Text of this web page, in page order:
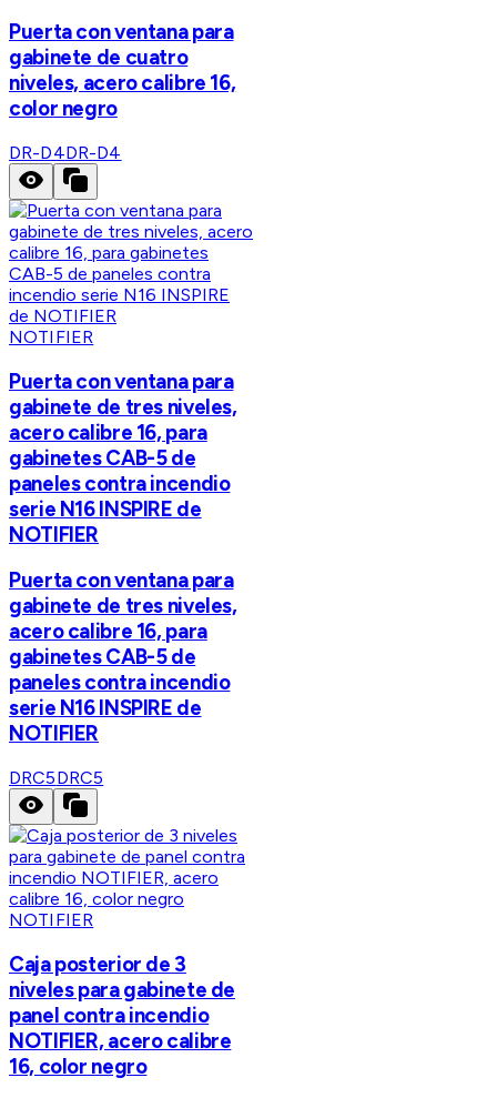
Puerta con ventana para
gabinete de cuatro
niveles, acero calibre 16,
color negro
DR-D4DR-D4
NOTIFIER
Puerta con ventana para
gabinete de tres niveles,
acero calibre 16, para
gabinetes CAB-5 de
paneles contra incendio
serie N16 INSPIRE de
NOTIFIER
Puerta con ventana para
gabinete de tres niveles,
acero calibre 16, para
gabinetes CAB-5 de
paneles contra incendio
serie N16 INSPIRE de
NOTIFIER
DRC5DRC5
NOTIFIER
Caja posterior de 3
niveles para gabinete de
panel contra incendio
NOTIFIER, acero calibre
16, color negro